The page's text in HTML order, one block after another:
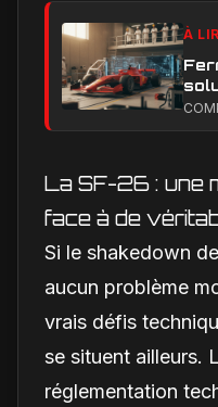
À
La SF-26 : une
face à de
Si le shakedown
aucun problème
vrais défis
se situent ailleurs.
réglementation